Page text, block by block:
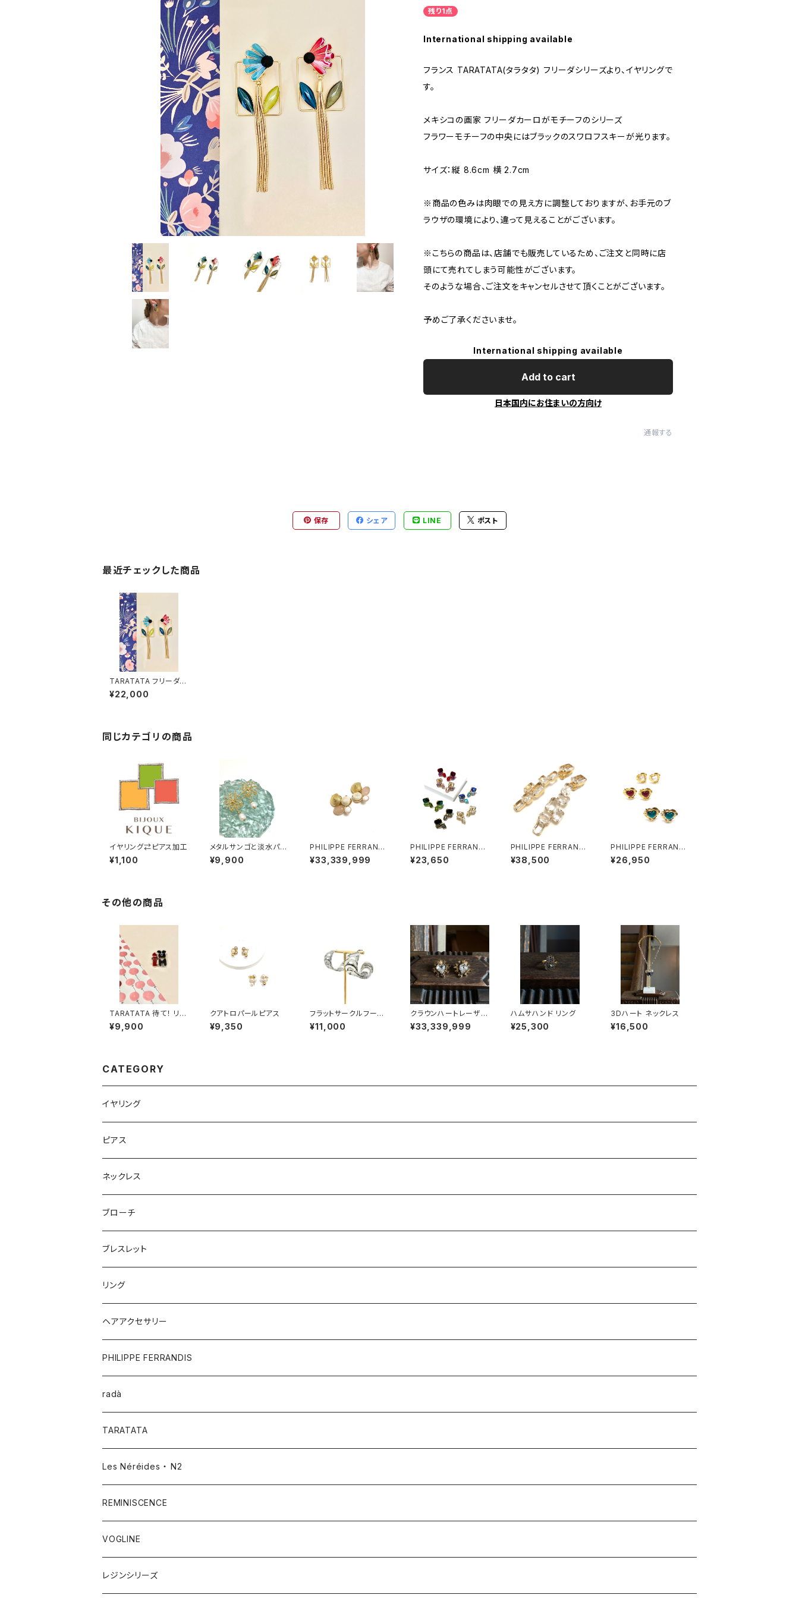
残り1点
International shipping available
フランス TARATATA(タラタタ) フリーダシリーズより、イヤリングで
す。
メキシコの画家 フリーダカーロがモチーフのシリーズ
フラワーモチーフの中央にはブラックのスワロフスキーが光ります。
サイズ：縦 8.6cm 横 2.7cm
※商品の色みは肉眼での見え方に調整しておりますが、お手元のブ
ラウザの環境により、違って見えることがございます。
※こちらの商品は、店舗でも販売しているため、ご注文と同時に店
頭にて売れてしまう可能性がございます。
そのような場合、ご注文をキャンセルさせて頂くことがございます。
予めご了承くださいませ。
International shipping available
Add to cart
日本国内にお住まいの方向け
通報する
保存 シェア LINE ポスト
最近チェックした商品
TARATATA フリーダ
イヤリング
¥22,000
同じカテゴリの商品
イヤリング⇄ピアス加工
¥1,100
メタルサンゴと淡水パー
ル イヤリング・ピアス
¥9,900
PHILIPPE FERRANDI
S コルフ イヤリング #2
¥33,339,999
PHILIPPE FERRANDI
S Baléares イヤリン
グ#2
¥23,650
PHILIPPE FERRANDI
S Baléares イヤリン
グ#1
¥38,500
PHILIPPE FERRANDI
S break my heart イ
ヤリング #2
¥26,950
その他の商品
TARATATA 待て！ リン
グ
¥9,900
クアトロパールピアス
¥9,350
フラットサークルフープ
ピアス silver
¥11,000
クラウンハートレーザー
ピアス
¥33,339,999
ハムサハンド リング
¥25,300
3Dハート ネックレス
¥16,500
CATEGORY
イヤリング
ピアス
ネックレス
ブローチ
ブレスレット
リング
ヘアアクセサリー
PHILIPPE FERRANDIS
radà
TARATATA
Les Néréides ・ N2
REMINISCENCE
VOGLINE
レジンシリーズ